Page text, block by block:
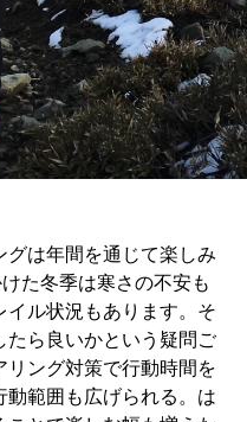
は年間を通じて楽しみ
た冬季は寒さの不安も
ル状況もあります。そ
ら良いかという疑問ご
ング対策で行動時間を
範囲も広げられる。は